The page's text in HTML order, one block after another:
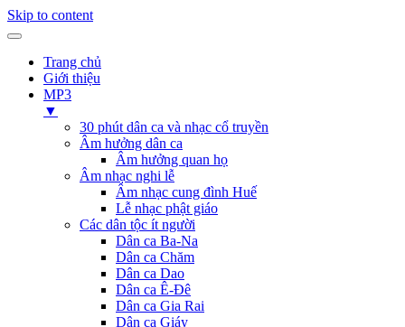
Skip to content
Trang chủ
Giới thiệu
MP3
▼
30 phút dân ca và nhạc cổ truyền
Âm hưởng dân ca
Âm hưởng quan họ
Âm nhạc nghi lễ
Âm nhạc cung đình Huế
Lễ nhạc phật giáo
Các dân tộc ít người
Dân ca Ba-Na
Dân ca Chăm
Dân ca Dao
Dân ca Ê-Đê
Dân ca Gia Rai
Dân ca Giáy